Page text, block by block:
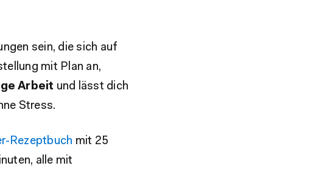
sein, die sich auf
mit Plan an,
Arbeit und lässt dich
Stress.
Rezeptbuch mit 25
alle mit